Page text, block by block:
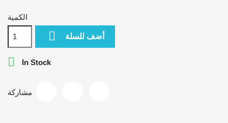
الكمية
 أضف للسلة
 In Stock
مشاركة